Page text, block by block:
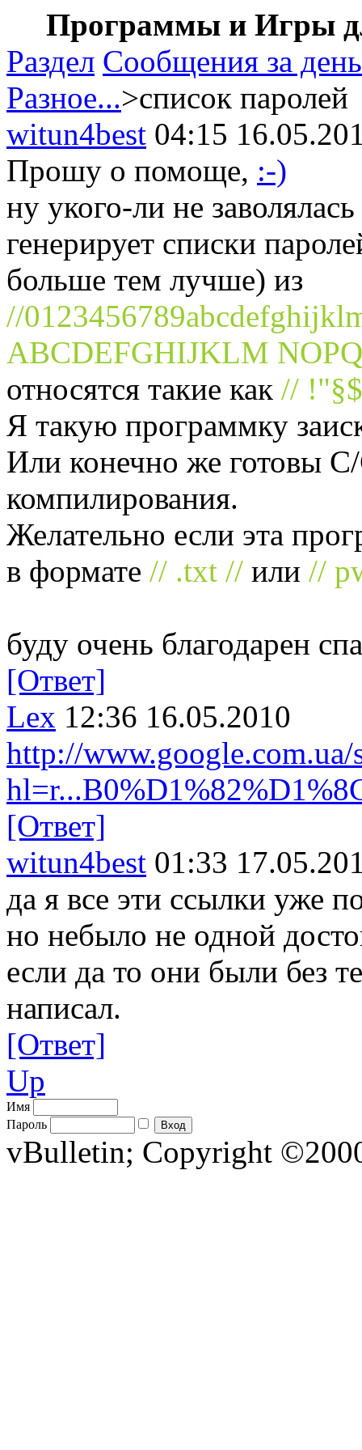
Программы и Игры
Раздел Сообщения за день
Разное...>список паролей
witun4best 04:15
Прошу о помоще, :-)
ну укого-ли не
генерирует списки
больше тем лучше) из
//
ABCDEFGHIJKLM
относятся такие как //
Я такую программку
Или конечно же готовы
компилирования.
Желательно если эта
в формате // .txt // или //
буду очень благодарен
[Ответ]
Lex 12:36 16.05.2010
http://www.google.com.ua/
[Ответ]
witun4best 01:33
да я все эти ссылки уже
но небыло не одной
если да то они были без
написал.
[Ответ]
Up
Имя
Пароль
vBulletin; Copyright